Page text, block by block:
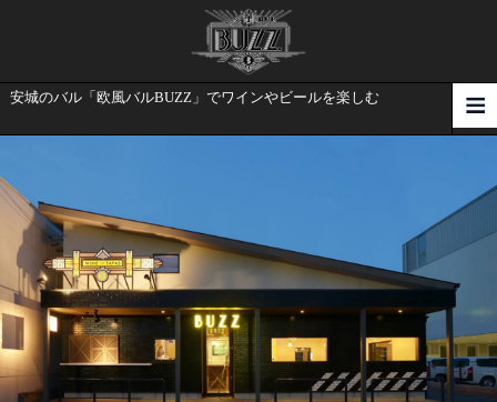
安城のバル「欧風バルBUZZ」でワインやビールを楽しむ